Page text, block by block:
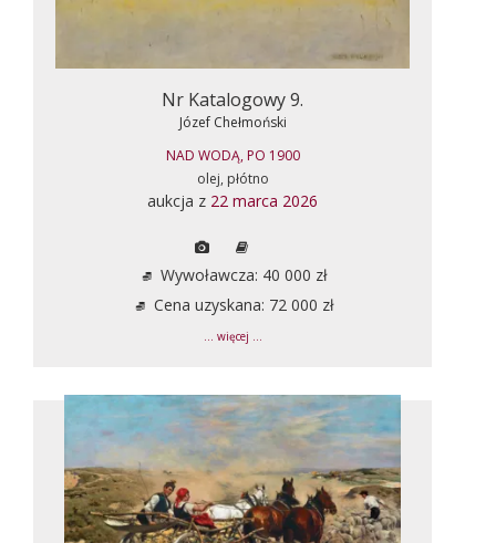
Nr Katalogowy 9.
Józef Chełmoński
NAD WODĄ, PO 1900
olej, płótno
aukcja z 22 marca 2026
Wywoławcza: 40 000 zł
Cena uzyskana: 72 000 zł
... więcej ...